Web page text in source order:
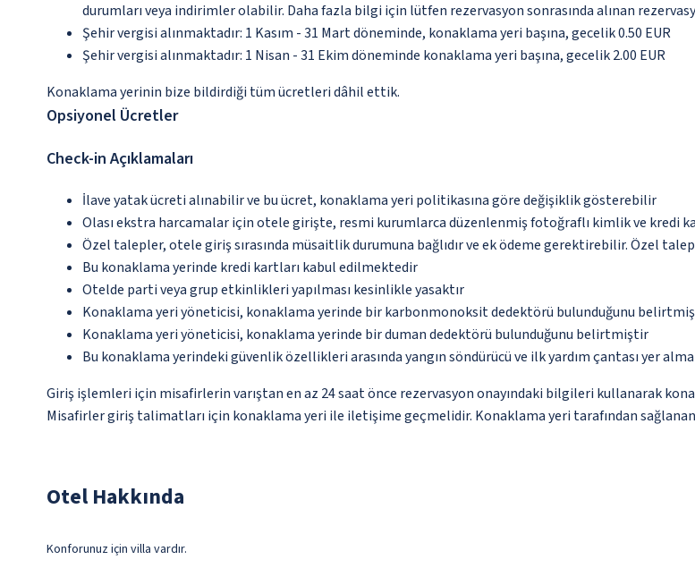
durumları veya indirimler olabilir. Daha fazla bilgi için lütfen rezervasyon sonrasında alınan
Şehir vergisi alınmaktadır: 1 Kasım - 31 Mart döneminde, konaklama yeri başına, gecelik 0.50 EUR
Şehir vergisi alınmaktadır: 1 Nisan - 31 Ekim döneminde konaklama yeri başına, gecelik 2.00 EUR
Konaklama yerinin bize bildirdiği tüm ücretleri dâhil ettik.
Opsiyonel Ücretler
Check-in Açıklamaları
İlave yatak ücreti alınabilir ve bu ücret, konaklama yeri politikasına göre değişiklik gösterebilir
Olası ekstra harcamalar için otele girişte, resmi kurumlarca düzenlenmiş fotoğraflı kimlik ve kredi
Özel talepler, otele giriş sırasında müsaitlik durumuna bağlıdır ve ek ödeme gerektirebilir. Özel
Bu konaklama yerinde kredi kartları kabul edilmektedir
Otelde parti veya grup etkinlikleri yapılması kesinlikle yasaktır
Konaklama yeri yöneticisi, konaklama yerinde bir karbonmonoksit dedektörü bulunduğunu
Konaklama yeri yöneticisi, konaklama yerinde bir duman dedektörü bulunduğunu belirtmiştir
Bu konaklama yerindeki güvenlik özellikleri arasında yangın söndürücü ve ilk yardım çantası yer
Giriş işlemleri için misafirlerin varıştan en az 24 saat önce rezervasyon onayındaki bilgileri kullanarak
Misafirler giriş talimatları için konaklama yeri ile iletişime geçmelidir. Konaklama yeri tarafından
Otel Hakkında
Konforunuz için villa vardır.